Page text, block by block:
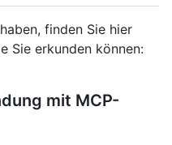
finden Sie hier
Sie erkunden können:
mit MCP-